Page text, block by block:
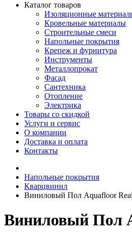
Каталог товаров
Изоляционные
Кровельные материалы
Строительные смеси
Напольные покрытия
Крепеж и фурнитура
Инструменты
Металлопрокат
Фасад
Сантехника
Отопление
Электрика
Товары со скидкой
Услуги и сервис
О компании
Доставка и оплата
Контакты
Напольные покрытия
Кварцвинил
Виниловый Пол Aquafloor
Виниловый Пол